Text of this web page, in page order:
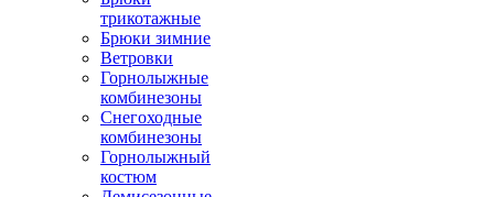
трикотажные
Брюки зимние
Ветровки
Горнолыжные
комбинезоны
Снегоходные
комбинезоны
Горнолыжный
костюм